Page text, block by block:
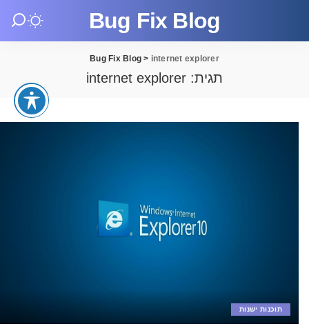
Bug Fix Blog
Bug Fix Blog > internet explorer
תגית: internet explorer
תוכנות ישנות